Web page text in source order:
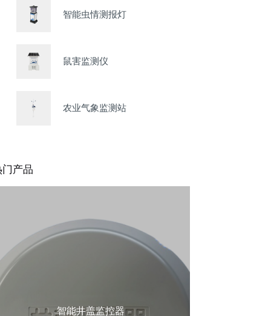
智能虫情测报灯
鼠害监测仪
农业气象监测站
门产品
智能井盖监控器